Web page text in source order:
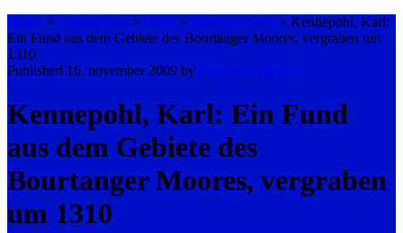
Home > Zeitschriften > HBN > Heft 03 (1949) > Kennepohl, Karl:
Ein Fund aus dem Gebiete des Bourtanger Moores, vergraben um
1310
Published 16. november 2009 by Hendrik Mäkeler
Kennepohl, Karl: Ein Fund
aus dem Gebiete des
Bourtanger Moores, vergraben
um 1310